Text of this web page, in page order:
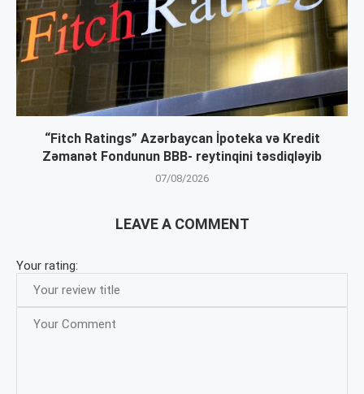
“Fitch Ratings” Azərbaycan İpoteka və Kredit
Zəmanət Fondunun BBB- reytinqini təsdiqləyib
07/08/2026
LEAVE A COMMENT
Your rating: